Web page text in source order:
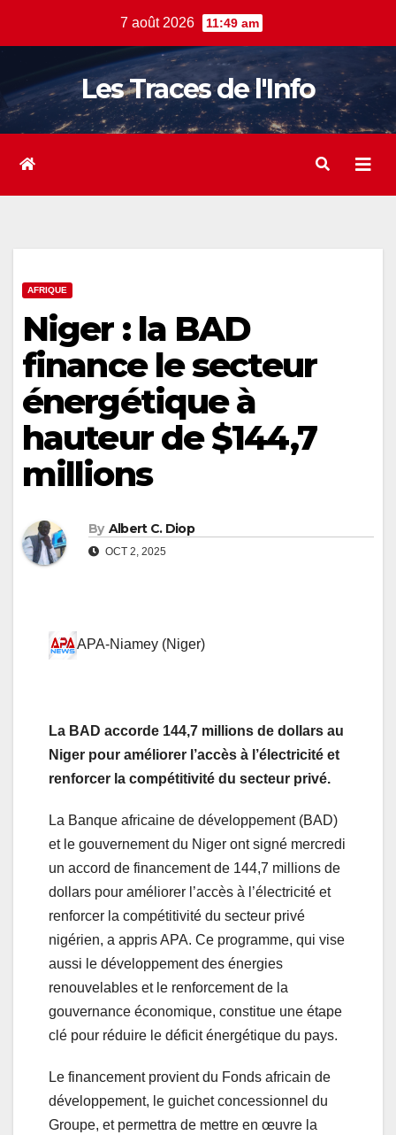
7 août 2026 11:49 am
Les Traces de l'Info
AFRIQUE
Niger : la BAD
finance le secteur
énergétique à
hauteur de $144,7
millions
By Albert C. Diop
OCT 2, 2025
APA-Niamey (Niger)
La BAD accorde 144,7 millions de dollars au
Niger pour améliorer l’accès à l’électricité et
renforcer la compétitivité du secteur privé.
La Banque africaine de développement (BAD)
et le gouvernement du Niger ont signé mercredi
un accord de financement de 144,7 millions de
dollars pour améliorer l’accès à l’électricité et
renforcer la compétitivité du secteur privé
nigérien, a appris APA. Ce programme, qui vise
aussi le développement des énergies
renouvelables et le renforcement de la
gouvernance économique, constitue une étape
clé pour réduire le déficit énergétique du pays.
Le financement provient du Fonds africain de
développement, le guichet concessionnel du
Groupe, et permettra de mettre en œuvre la